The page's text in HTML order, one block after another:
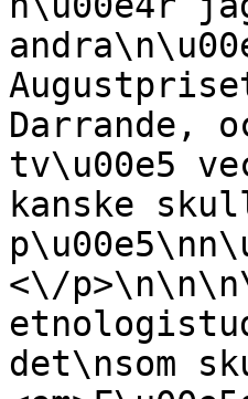
Darrande,
tv\u00e5
kanske
<\/
det\nsom